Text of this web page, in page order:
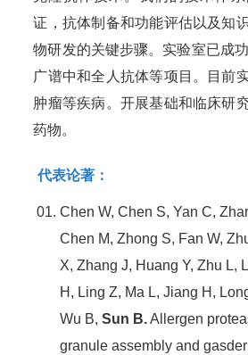
证，抗体制备和功能评估以及知
物研发的关键步骤。实验室已成
广谱中和全人抗体等项目。目前
肿瘤等疾病。开展基础和临床研
药物。
代表论著：
Chen W, Chen S, Yan C,
Chen M, Zhong S, Fan W,
X, Zhang J, Huang Y, Zhu L,
H, Ling Z, Ma L, Jiang H,
Wu B,Sun B.Allergen
granule assembly and